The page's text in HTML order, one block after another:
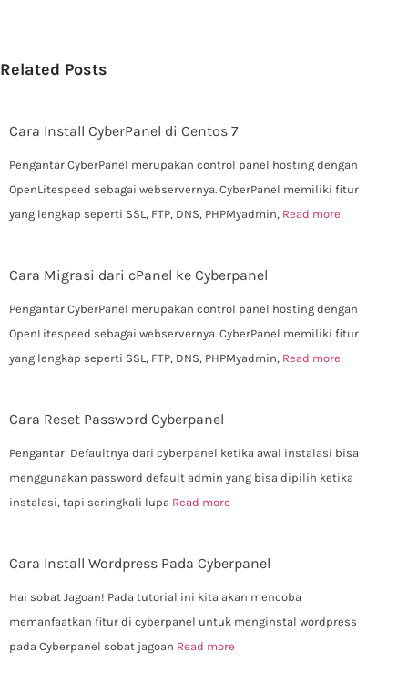
Related Posts
Cara Install CyberPanel di Centos 7
Pengantar CyberPanel merupakan control panel hosting dengan
OpenLitespeed sebagai webservernya. CyberPanel memiliki fitur
yang lengkap seperti SSL, FTP, DNS, PHPMyadmin, Read more
Cara Migrasi dari cPanel ke Cyberpanel
Pengantar CyberPanel merupakan control panel hosting dengan
OpenLitespeed sebagai webservernya. CyberPanel memiliki fitur
yang lengkap seperti SSL, FTP, DNS, PHPMyadmin, Read more
Cara Reset Password Cyberpanel
Pengantar Defaultnya dari cyberpanel ketika awal instalasi bisa
menggunakan password default admin yang bisa dipilih ketika
instalasi, tapi seringkali lupa Read more
Cara Install Wordpress Pada Cyberpanel
Hai sobat Jagoan! Pada tutorial ini kita akan mencoba
memanfaatkan fitur di cyberpanel untuk menginstal wordpress
pada Cyberpanel sobat jagoan Read more